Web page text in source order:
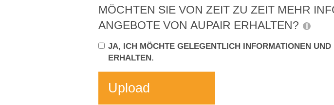
MÖCHTEN SIE VON ZEIT ZU ZEIT MEHR
ANGEBOTE VON AUPAIR ERHALTEN?
JA, ICH MÖCHTE GELEGENTLICH INFORMATIONEN
ERHALTEN.
Upload